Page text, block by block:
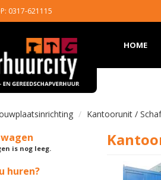
0317-621115
HOME
Kantoorunit /
is nog leeg.
huren?